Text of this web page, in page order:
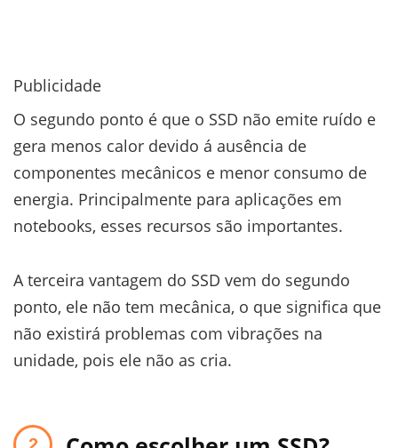
Publicidade
O segundo ponto é que o SSD não emite ruído e
gera menos calor devido á ausência de
componentes mecânicos e menor consumo de
energia. Principalmente para aplicações em
notebooks, esses recursos são importantes.
A terceira vantagem do SSD vem do segundo
ponto, ele não tem mecânica, o que significa que
não existirá problemas com vibrações na
unidade, pois ele não as cria.